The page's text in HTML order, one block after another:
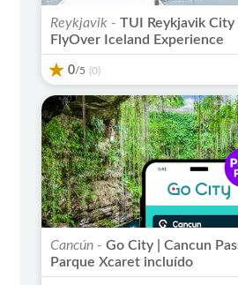
Reykjavik - TUI Reykjavik City
FlyOver Iceland Experience
0/5 (0)
Cancún - Go City | Cancun
Parque Xcaret incluído